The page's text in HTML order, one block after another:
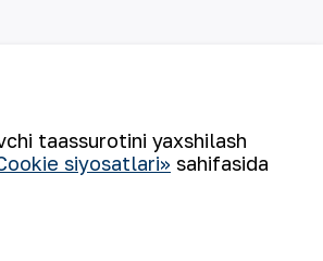
taassurotini yaxshilash
siyosatlari» sahifasida